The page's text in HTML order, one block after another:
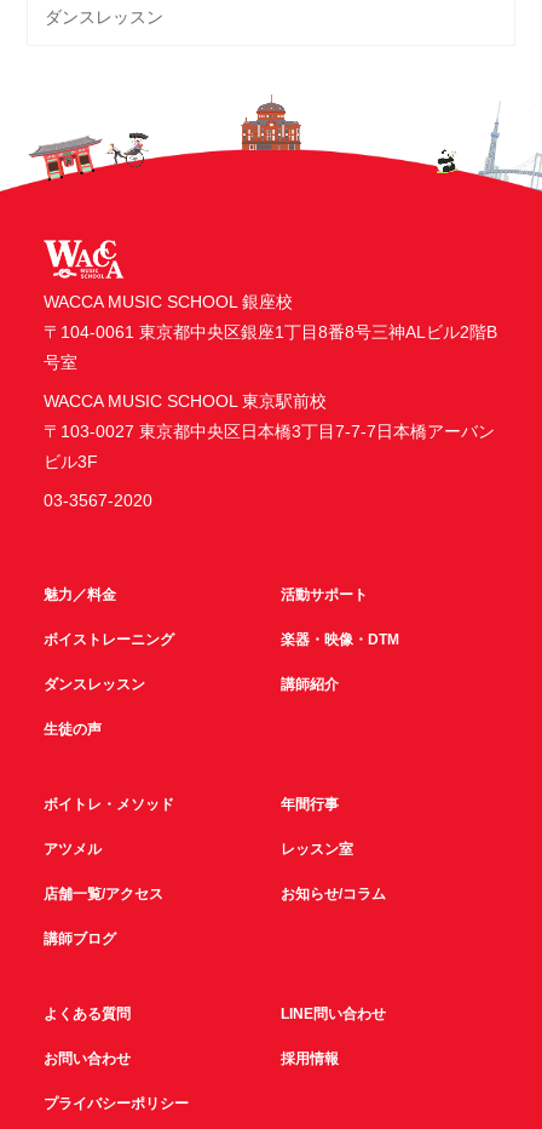
ダンスレッスン
WACCA MUSIC SCHOOL 銀座校
〒104-0061 東京都中央区銀座1丁目8番8号三神ALビル2階B
号室
WACCA MUSIC SCHOOL 東京駅前校
〒103-0027 東京都中央区日本橋3丁目7-7-7日本橋アーバン
ビル3F
03-3567-2020
魅力／料金 活動サポート
ボイストレーニング 楽器・映像・DTM
ダンスレッスン 講師紹介
生徒の声
ボイトレ・メソッド 年間行事
アツメル レッスン室
店舗一覧/アクセス お知らせ/コラム
講師ブログ
よくある質問 LINE問い合わせ
お問い合わせ 採用情報
プライバシーポリシー